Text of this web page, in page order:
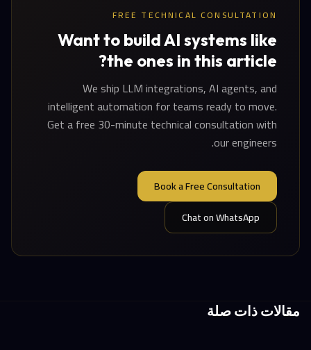
FREE TECHNICAL CONSULTATION
Want to build AI systems like
the ones in this article?
We ship LLM integrations, AI agents, and
intelligent automation for teams ready to move.
Get a free 30-minute technical consultation with
our engineers.
Book a Free Consultation
Chat on WhatsApp
مقالات ذات صلة